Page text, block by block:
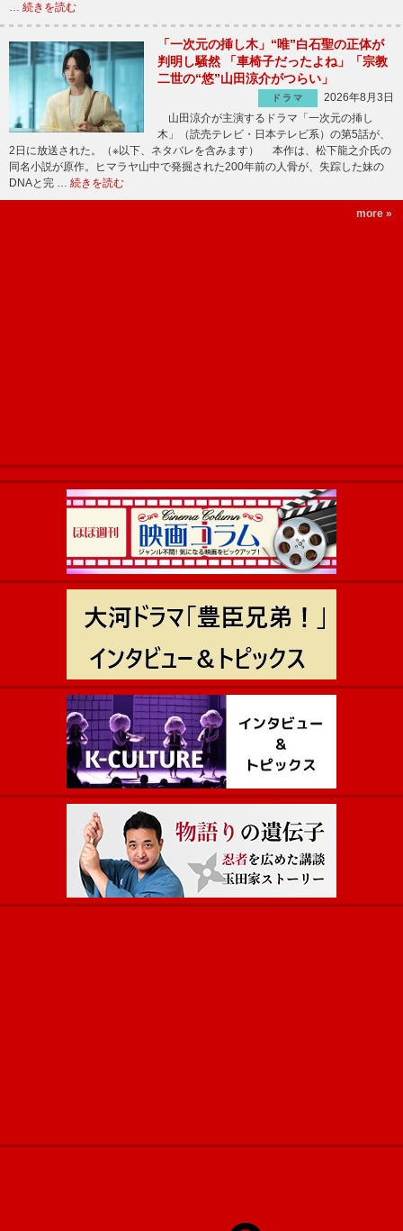
… 続きを読む
「一次元の挿し木」“唯”白石聖の正体が
判明し騒然 「車椅子だったよね」「宗教
二世の“悠”山田涼介がつらい」
ドラマ
2026年8月3日
山田涼介が主演するドラマ「一次元の挿し
木」（読売テレビ・日本テレビ系）の第5話が、
2日に放送された。（※以下、ネタバレを含みます） 本作は、松下龍之介氏の
同名小説が原作。ヒマラヤ山中で発掘された200年前の人骨が、失踪した妹の
DNAと完 … 続きを読む
more »